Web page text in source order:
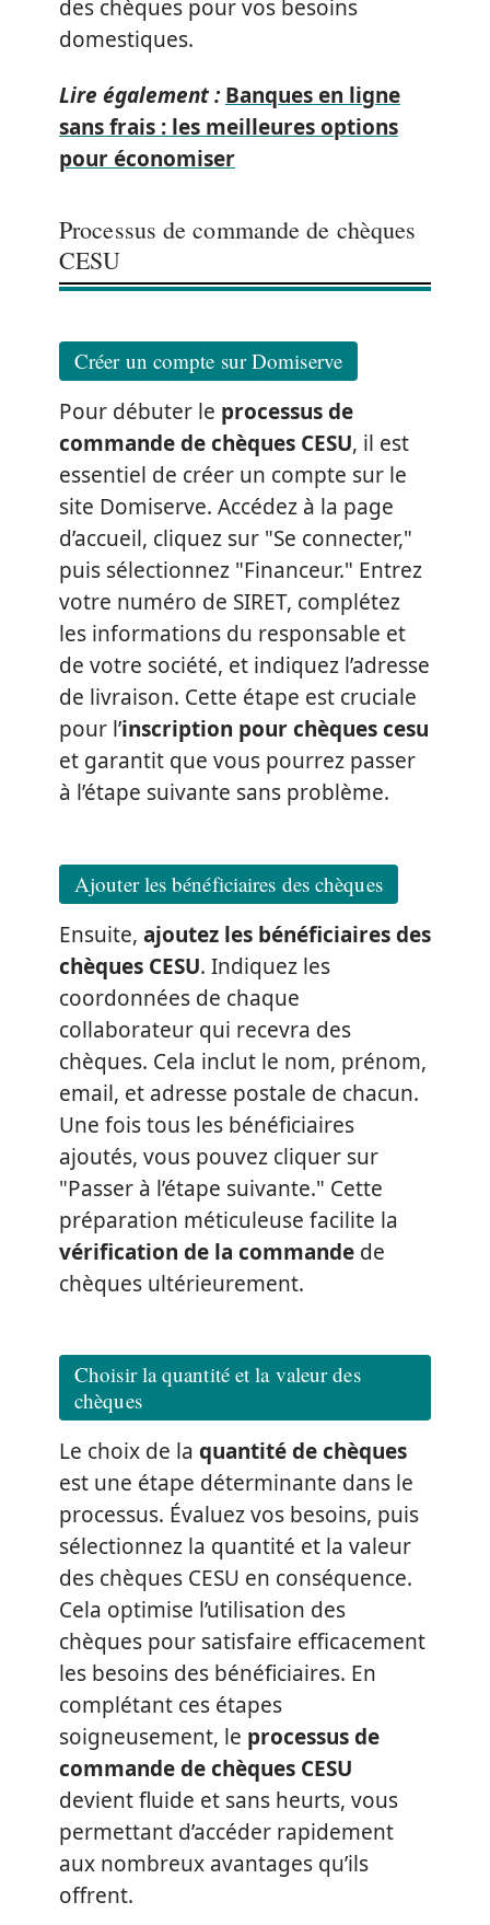
des chèques pour vos besoins
domestiques.
Lire également : Banques en ligne
sans frais : les meilleures options
pour économiser
Processus de commande de chèques
CESU
Créer un compte sur Domiserve
Pour débuter le processus de
commande de chèques CESU, il est
essentiel de créer un compte sur le
site Domiserve. Accédez à la page
d’accueil, cliquez sur "Se connecter,"
puis sélectionnez "Financeur." Entrez
votre numéro de SIRET, complétez
les informations du responsable et
de votre société, et indiquez l’adresse
de livraison. Cette étape est cruciale
pour l’inscription pour chèques cesu
et garantit que vous pourrez passer
à l’étape suivante sans problème.
Ajouter les bénéficiaires des chèques
Ensuite, ajoutez les bénéficiaires des
chèques CESU. Indiquez les
coordonnées de chaque
collaborateur qui recevra des
chèques. Cela inclut le nom, prénom,
email, et adresse postale de chacun.
Une fois tous les bénéficiaires
ajoutés, vous pouvez cliquer sur
"Passer à l’étape suivante." Cette
préparation méticuleuse facilite la
vérification de la commande de
chèques ultérieurement.
Choisir la quantité et la valeur des
chèques
Le choix de la quantité de chèques
est une étape déterminante dans le
processus. Évaluez vos besoins, puis
sélectionnez la quantité et la valeur
des chèques CESU en conséquence.
Cela optimise l’utilisation des
chèques pour satisfaire efficacement
les besoins des bénéficiaires. En
complétant ces étapes
soigneusement, le processus de
commande de chèques CESU
devient fluide et sans heurts, vous
permettant d’accéder rapidement
aux nombreux avantages qu’ils
offrent.